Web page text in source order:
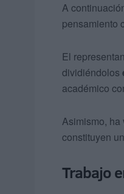
A
pensamiento
El
dividiéndolos
académico
Asimismo, ha
constituyen
Trabajo